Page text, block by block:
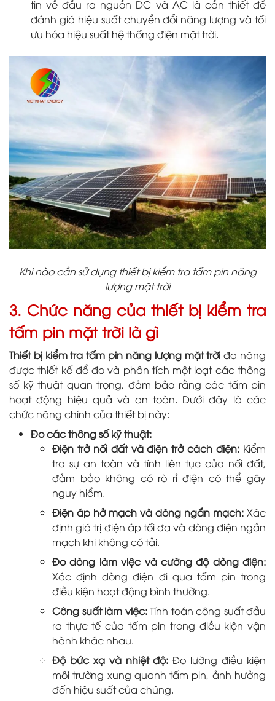
tin về đầu ra nguồn DC và AC là cần thiết để
đánh giá hiệu suất chuyển đổi năng lượng và tối
ưu hóa hiệu suất hệ thống điện mặt trời.
Khi nào cần sử dụng thiết bị kiểm tra tấm pin năng
lượng mặt trời
3. Chức năng của thiết bị kiểm tra
tấm pin mặt trời là gì
Thiết bị kiểm tra tấm pin năng lượng mặt trời đa năng
được thiết kế để đo và phân tích một loạt các thông
số kỹ thuật quan trọng, đảm bảo rằng các tấm pin
hoạt động hiệu quả và an toàn. Dưới đây là các
chức năng chính của thiết bị này:
Đo các thông số kỹ thuật:
Điện trở nối đất và điện trở cách điện: Kiểm
tra sự an toàn và tính liên tục của nối đất,
đảm bảo không có rò rỉ điện có thể gây
nguy hiểm.
Điện áp hở mạch và dòng ngắn mạch: Xác
định giá trị điện áp tối đa và dòng điện ngắn
mạch khi không có tải.
Đo dòng làm việc và cường độ dòng điện:
Xác định dòng điện đi qua tấm pin trong
điều kiện hoạt động bình thường.
Công suất làm việc:Tính toán công suất đầu
ra thực tế của tấm pin trong điều kiện vận
hành khác nhau.
Độ bức xạ và nhiệt độ: Đo lường điều kiện
môi trường xung quanh tấm pin, ảnh hưởng
đến hiệu suất của chúng.